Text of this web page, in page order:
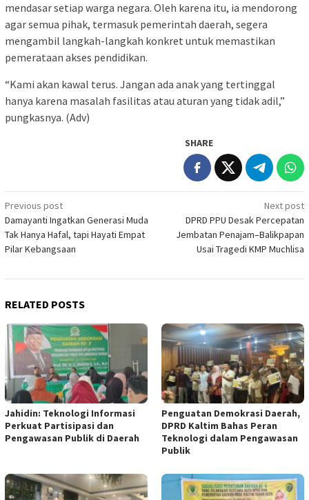
mendasar setiap warga negara. Oleh karena itu, ia mendorong
agar semua pihak, termasuk pemerintah daerah, segera
mengambil langkah-langkah konkret untuk memastikan
pemerataan akses pendidikan.
“Kami akan kawal terus. Jangan ada anak yang tertinggal
hanya karena masalah fasilitas atau aturan yang tidak adil,”
pungkasnya. (Adv)
SHARE
Post
navigation
Previous post
Damayanti Ingatkan Generasi Muda
Tak Hanya Hafal, tapi Hayati Empat
Pilar Kebangsaan
Next post
DPRD PPU Desak Percepatan
Jembatan Penajam–Balikpapan
Usai Tragedi KMP Muchlisa
RELATED POSTS
Jahidin: Teknologi Informasi
Perkuat Partisipasi dan
Pengawasan Publik di Daerah
Penguatan Demokrasi Daerah,
DPRD Kaltim Bahas Peran
Teknologi dalam Pengawasan
Publik